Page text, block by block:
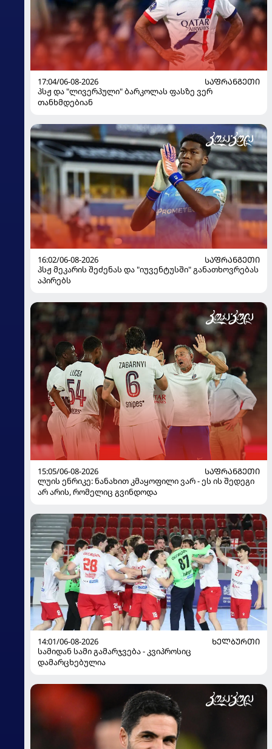
17:04/06-08-2026
ᲡᲐᲤᲠᲐᲜᲒᲔᲗᲘ
პსჟ და "ლივერპული" ბარკოლას ფასზე ვერ
თანხმდებიან
16:02/06-08-2026
ᲡᲐᲤᲠᲐᲜᲒᲔᲗᲘ
პსჟ მეკარის შეძენას და "იუვენტუსში" განათხოვრებას
აპირებს
15:05/06-08-2026
ᲡᲐᲤᲠᲐᲜᲒᲔᲗᲘ
ლუის ენრიკე: ნანახით კმაყოფილი ვარ - ეს ის შედეგი
არ არის, რომელიც გვინდოდა
14:01/06-08-2026
ᲮᲔᲚᲑᲣᲠᲗᲘ
სამიდან სამი გამარჯვება - კვიპროსიც
დამარცხებულია